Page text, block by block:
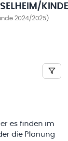
2024/2025)
es finden im
die Planung